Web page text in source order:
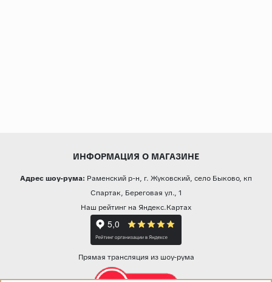
ИНФОРМАЦИЯ О МАГАЗИНЕ
Адрес шоу-рума: Раменский р-н, г. Жуковский, село Быково, кп
Спартак, Береговая ул., 1
Наш рейтинг на Яндекс.Картах
Прямая трансляция из шоу-рума